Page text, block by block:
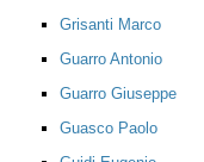
Grisanti Marco
Guarro Antonio
Guarro Giuseppe
Guasco Paolo